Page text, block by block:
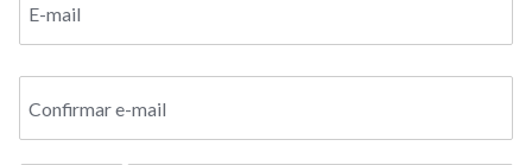
E-mail
Confirmar e-mail